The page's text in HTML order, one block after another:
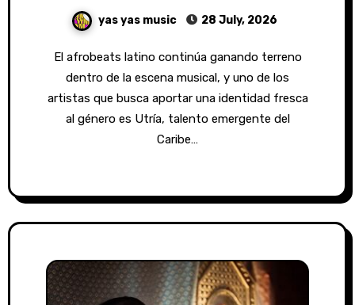
yas yas music 28 July, 2026
El afrobeats latino continúa ganando terreno
dentro de la escena musical, y uno de los
artistas que busca aportar una identidad fresca
al género es Utría, talento emergente del
Caribe…